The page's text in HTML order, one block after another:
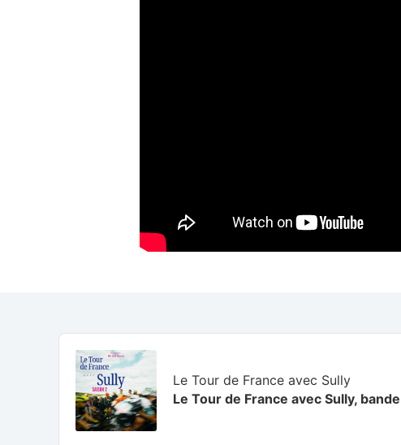
Audio
Player
Le Tour de France avec Sully
Le Tour de France avec Sully,